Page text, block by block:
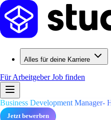
Alles für deine Karriere
Für ArbeitgeberJob finden
Business Development Manager-
Jetzt bewerben